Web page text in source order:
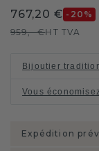
767,20 € -20 %
959,- €HT TVA
Bijoutier
Vous
Expédition